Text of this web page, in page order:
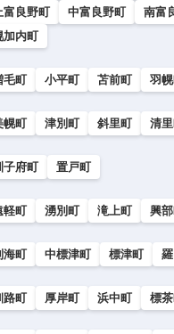
富良野町 中富良野町 南富
加内町
毛町 小平町 苫前町 羽
幌町 津別町 斜里町 清
子府町 置戸町
軽町 湧別町 滝上町 興
海町 中標津町 標津町
路町 厚岸町 浜中町 標